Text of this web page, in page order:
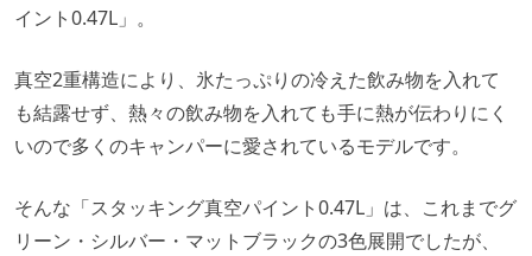
イント0.47L」。
真空2重構造により、氷たっぷりの冷えた飲み物を入れて
も結露せず、熱々の飲み物を入れても手に熱が伝わりにく
いので多くのキャンパーに愛されているモデルです。
そんな「スタッキング真空パイント0.47L」は、これまでグ
リーン・シルバー・マットブラックの3色展開でしたが、